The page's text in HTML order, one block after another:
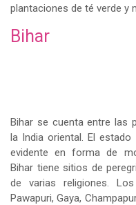
plantaciones de té verde y
Bihar
Bihar se cuenta entre las
la India oriental. El
evidente en forma de
Bihar tiene sitios de
de varias religiones.
Pawapuri, Gaya,